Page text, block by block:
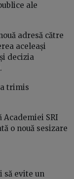
ale
adresă către
aceleași
decizia
a trimis
SRI
o nouă sesizare
să evite un